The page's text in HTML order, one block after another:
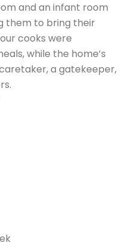
and an infant room
them to bring their
cooks were
while the home’s
a gatekeeper,